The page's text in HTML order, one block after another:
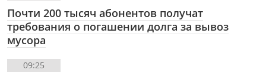
Почти 200 тысяч абонентов получат
требования о погашении долга за вывоз
мусора
09:25